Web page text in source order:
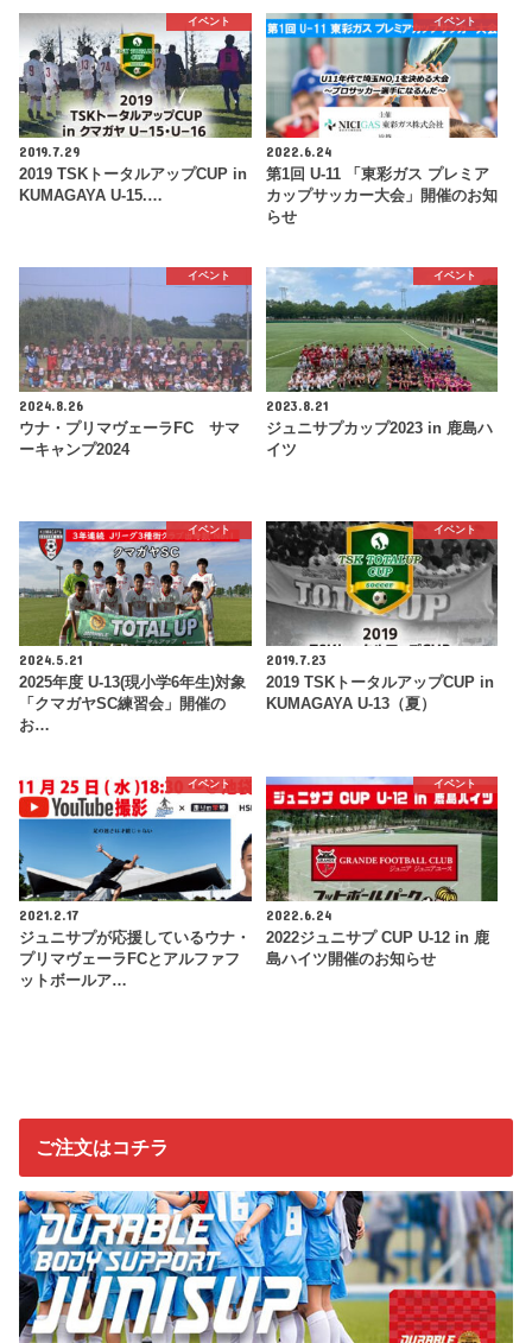
イベント
2019.7.29
2019 TSKトータルアップCUP in
KUMAGAYA U-15.…
イベント
2022.6.24
第1回 U-11 「東彩ガス プレミア
カップサッカー大会」開催のお知
らせ
イベント
2024.8.26
ウナ・プリマヴェーラFC サマ
ーキャンプ2024
イベント
2023.8.21
ジュニサプカップ2023 in 鹿島ハ
イツ
イベント
2024.5.21
2025年度 U-13(現小学6年生)対象
「クマガヤSC練習会」開催の
お…
イベント
2019.7.23
2019 TSKトータルアップCUP in
KUMAGAYA U-13（夏）
イベント
2021.2.17
ジュニサプが応援しているウナ・
プリマヴェーラFCとアルファフ
ットボールア…
イベント
2022.6.24
2022ジュニサプ CUP U-12 in 鹿
島ハイツ開催のお知らせ
ご注文はコチラ